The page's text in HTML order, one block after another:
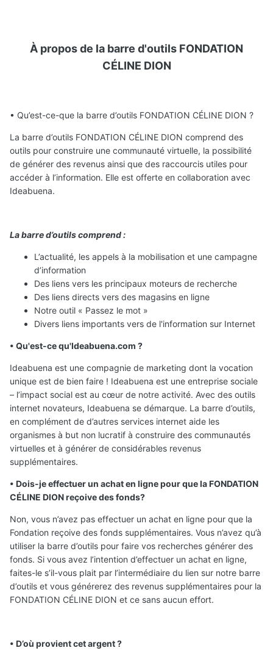
À propos de la barre d'outils FONDATION
CÉLINE DION
• Qu’est-ce-que la barre d’outils FONDATION CÉLINE DION ?
La barre d’outils FONDATION CÉLINE DION comprend des
outils pour construire une communauté virtuelle, la possibilité
de générer des revenus ainsi que des raccourcis utiles pour
accéder à l’information. Elle est offerte en collaboration avec
Ideabuena.
La barre d’outils comprend :
L’actualité, les appels à la mobilisation et une campagne
d’information
Des liens vers les principaux moteurs de recherche
Des liens directs vers des magasins en ligne
Notre outil « Passez le mot »
Divers liens importants vers de l'information sur Internet
• Qu'est-ce qu'Ideabuena.com ?
Ideabuena est une compagnie de marketing dont la vocation
unique est de bien faire ! Ideabuena est une entreprise sociale
– l’impact social est au cœur de notre activité. Avec des outils
internet novateurs, Ideabuena se démarque. La barre d’outils,
en complément de d’autres services internet aide les
organismes à but non lucratif à construire des communautés
virtuelles et à générer de considérables revenus
supplémentaires.
• Dois-je effectuer un achat en ligne pour que la FONDATION
CÉLINE DION reçoive des fonds?
Non, vous n’avez pas effectuer un achat en ligne pour que la
Fondation reçoive des fonds supplémentaires. Vous n’avez qu’à
utiliser la barre d’outils pour faire vos recherches générer des
fonds. Si vous avez l’intention d’effectuer un achat en ligne,
faites-le s’il-vous plait par l’intermédiaire du lien sur notre barre
d’outils et vous générerez des revenus supplémentaires pour la
FONDATION CÉLINE DION et ce sans aucun effort.
• D’où provient cet argent ?